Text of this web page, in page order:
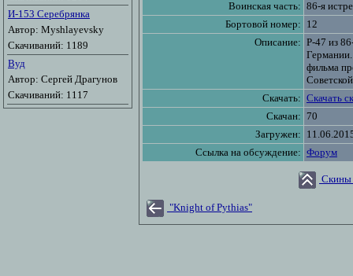
И-153 Серебрянка
Автор: Myshlayevsky
Скачиваний: 1189
Вуд
Автор: Сергей Драгунов
Скачиваний: 1117
Воинская часть: 86-я
Бортовой номер: 12
Описание: Р-47 из
Германии.
фильма
Скачать: Скачать
Скачан: 70
Загружен:
Ссылка на обсуждение: Форум
Скины
"Knight of Pythias"